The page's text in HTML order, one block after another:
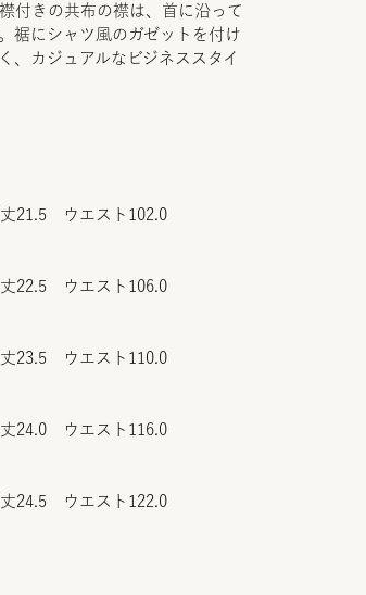
付きの共布の襟は、首に沿って
裾にシャツ風のガゼットを付け
、カジュアルなビジネススタイ
21.5 ウエスト102.0
22.5 ウエスト106.0
23.5 ウエスト110.0
24.0 ウエスト116.0
24.5 ウエスト122.0